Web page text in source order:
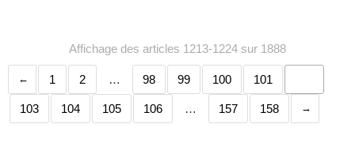
Affichage des articles 1213-1224 sur 1888
1 2 … 98 99 100 101
103 104 105 106 … 157 158